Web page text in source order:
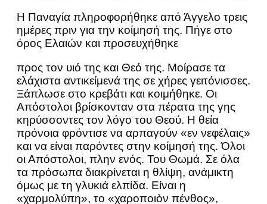
Η Παναγία πληροφορήθηκε από Άγγελο τρεις
ημέρες πριν για την κοίμησή της. Πήγε στο
όρος Ελαιών και προσευχήθηκε
προς τον υιό της και Θεό της. Μοίρασε τα
ελάχιστα αντικείμενά της σε χήρες γειτόνισσες.
Ξάπλωσε στο κρεβάτι και κοιμήθηκε. Οι
Απόστολοι βρίσκονταν στα πέρατα της γης
κηρύσσοντες τον λόγο του Θεού. Η θεία
πρόνοια φρόντισε να αρπαγούν «εν νεφέλαις»
και να είναι παρόντες στην κοίμησή της. Όλοι
οι Απόστολοι, πλην ενός. Του Θωμά. Σε όλα
τα πρόσωπα διακρίνεται η θλίψη, ανάμικτη
όμως με τη γλυκιά ελπίδα. Είναι η
«χαρμολύπη», το «χαροποιὸν πένθος»,